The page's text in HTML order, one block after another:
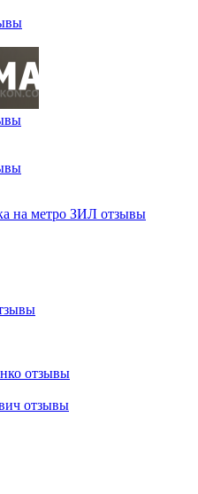
на метро ЗИЛ отзывы
отзывы
отзывы